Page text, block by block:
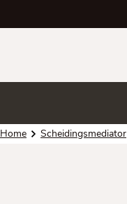
Home Scheidingsmediator